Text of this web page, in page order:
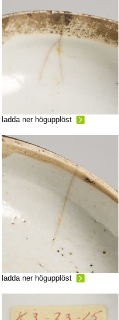
ladda ner högupplöst
ladda ner högupplöst